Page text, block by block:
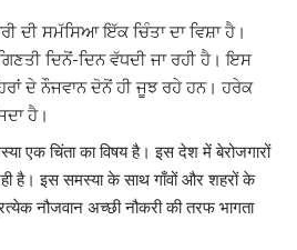
ਦੀ ਸਮੱਸਿਆ ਇੱਕ ਚਿੰਤਾ ਦਾ ਵਿਸ਼ਾ ਹੈ।
ਦਿਨੋਂ-ਦਿਨ ਵੱਧਦੀ ਜਾ ਰਹੀ ਹੈ। ਇਸ
ਦੇ ਨੌਜਵਾਨ ਦੋਨੋਂ ਹੀ ਜੂਝ ਰਹੇ ਹਨ। ਹਰੇਕ
ਹੈ।
एक चिंता का विषय है। इस देश में बेरोजगारों
है। इस समस्या के साथ गाँवों और शहरों के
नौजवान अच्छी नौकरी की तरफ भागता